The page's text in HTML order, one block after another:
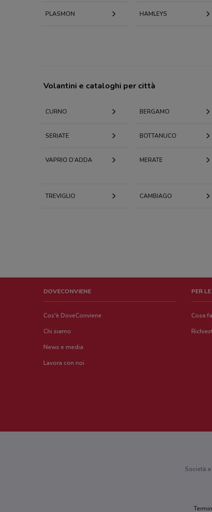
PLASMON HAMLEYS
Volantini e cataloghi per città
CURNO BERGAMO
SERIATE BOTTANUCO
VAPRIO D’ADDA MERATE
TREVIGLIO CAMBIAGO
DOVECONVIENE
Cos'è DoveConviene
Chi siamo
News e media
Lavora con noi
PER
Cosa
Società